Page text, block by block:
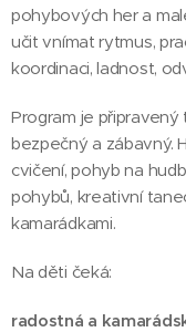
pohybových her a
učit vnímat rytmus,
koordinaci, ladnost,
Program je připravený
bezpečný a zábavný.
cvičení, pohyb na
pohybů, kreativní
kamarádkami.
Na děti čeká:
radostná a